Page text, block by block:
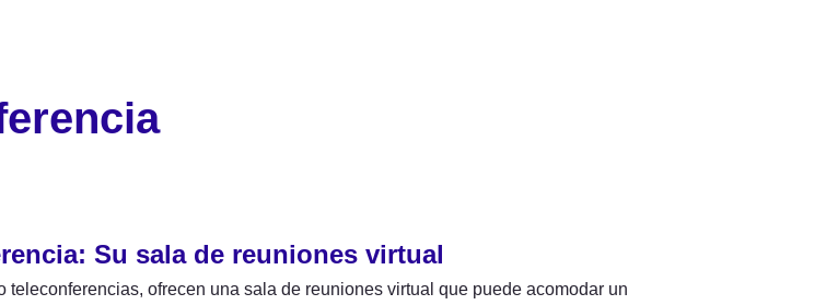
Su sala de reuniones virtual
teleconferencias, ofrecen una sala de reuniones virtual que puede acomodar un